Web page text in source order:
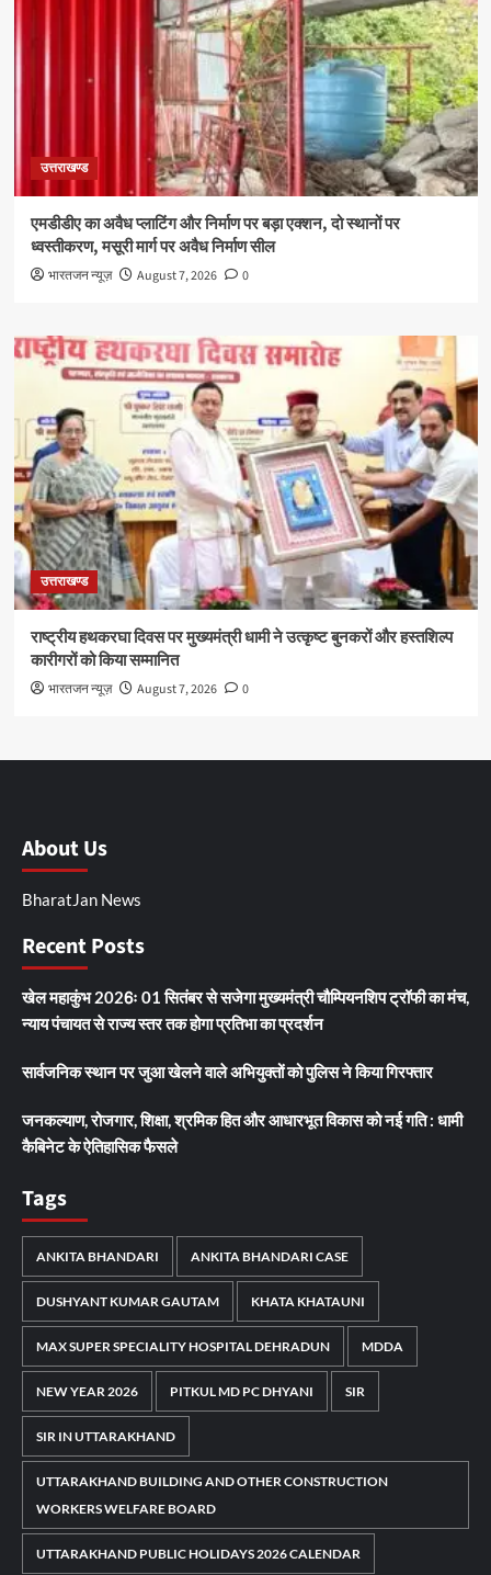
उत्तराखण्ड
एमडीडीए का अवैध प्लाटिंग और निर्माण पर बड़ा एक्शन, दो स्थानों पर
ध्वस्तीकरण, मसूरी मार्ग पर अवैध निर्माण सील
भारतजन न्यूज़ August 7, 2026 0
उत्तराखण्ड
राष्ट्रीय हथकरघा दिवस पर मुख्यमंत्री धामी ने उत्कृष्ट बुनकरों और हस्तशिल्प
कारीगरों को किया सम्मानित
भारतजन न्यूज़ August 7, 2026 0
About Us
BharatJan News
Recent Posts
खेल महाकुंभ 2026ः 01 सितंबर से सजेगा मुख्यमंत्री चौम्पियनशिप ट्रॉफी का मंच,
न्याय पंचायत से राज्य स्तर तक होगा प्रतिभा का प्रदर्शन
सार्वजनिक स्थान पर जुआ खेलने वाले अभियुक्तों को पुलिस ने किया गिरफ्तार
जनकल्याण, रोजगार, शिक्षा, श्रमिक हित और आधारभूत विकास को नई गति : धामी
कैबिनेट के ऐतिहासिक फैसले
Tags
ANKITA BHANDARI ANKITA BHANDARI CASE
DUSHYANT KUMAR GAUTAM KHATA KHATAUNI
MAX SUPER SPECIALITY HOSPITAL DEHRADUN MDDA
NEW YEAR 2026 PITKUL MD PC DHYANI SIR
SIR IN UTTARAKHAND
UTTARAKHAND BUILDING AND OTHER CONSTRUCTION
WORKERS WELFARE BOARD
UTTARAKHAND PUBLIC HOLIDAYS 2026 CALENDAR